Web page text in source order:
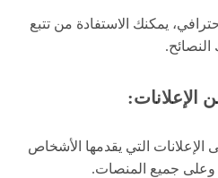
يمكنك الاستفادة من تتبع
الإعلانات التي يقدمها الأشخاص
وعلى جميع المنصات.